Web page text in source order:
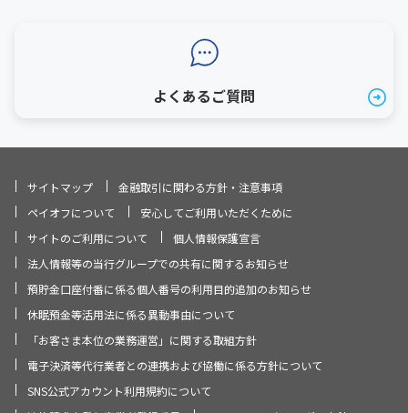
よくあるご質問
サイトマップ
金融取引に関わる方針・注意事項
ペイオフについて
安心してご利用いただくために
サイトのご利用について
個人情報保護宣言
法人情報等の当行グループでの共有に関するお知らせ
預貯金口座付番に係る個人番号の利用目的追加のお知らせ
休眠預金等活用法に係る異動事由について
「お客さま本位の業務運営」に関する取組方針
電子決済等代行業者との連携および協働に係る方針について
SNS公式アカウント利用規約について